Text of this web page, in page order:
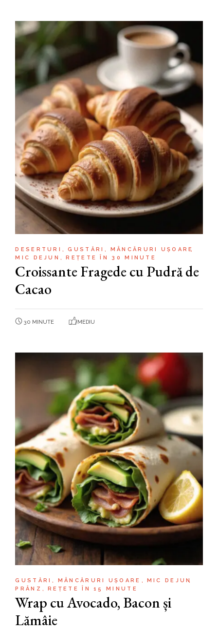
DESERTURI GUSTĂRI
MÂNCĂRURI UȘOARE
MIC DEJUN
REȚETE ÎN 30 MINUTE
Croissante Fragede cu Pudră de
Cacao
30 MINUTE MEDIU
GUSTĂRI MÂNCĂRURI UȘOARE
MIC DEJUN
PRÂNZ
REȚETE ÎN 15 MINUTE
Wrap cu Avocado, Bacon și
Lămâie